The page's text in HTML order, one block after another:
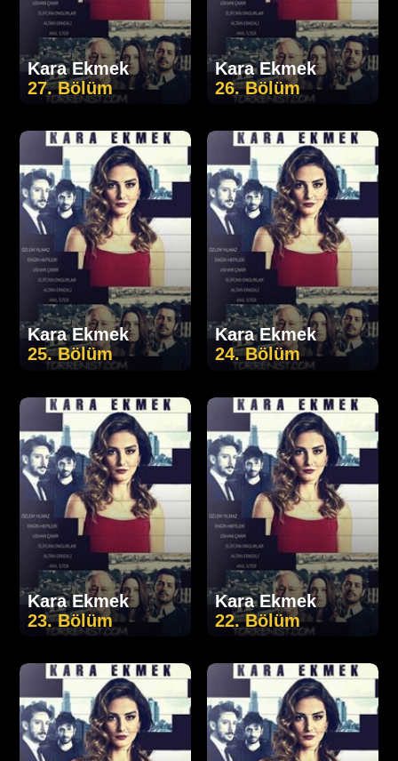
Kara Ekmek
27. Bölüm
Kara Ekmek
26. Bölüm
Kara Ekmek
25. Bölüm
Kara Ekmek
24. Bölüm
Kara Ekmek
23. Bölüm
Kara Ekmek
22. Bölüm